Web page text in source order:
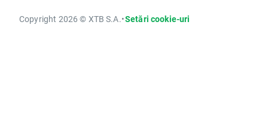
Copyright 2026 © XTB S.A.•Setări cookie-uri